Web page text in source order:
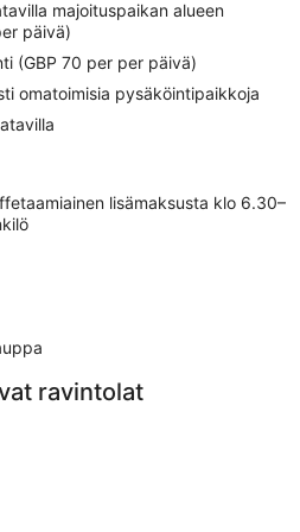
esimerkiksi ilmaisen Wi-Fi-
2 ravintolaa ja täyden
tarjoamiin
ruoka- ja vesikulhot.
tiloissa
fine dining -ravintola
päivittäin lisämaksusta
saatavilla maksusta
sisäuima-altaassa
asiakkailleen hemmottelua
tai vartalokääreillä
concierge ja kiertoajelu- tai
on tarjolla ympäri vuorokauden
sanottavaa majoituspaikan
mukavista sängyistä,
majoituspaikan alueen
päivä)
(GBP 70 per per päivä)
omatoimisia pysäköintipaikkoja
lisämaksusta klo 6.30–
ravintolat